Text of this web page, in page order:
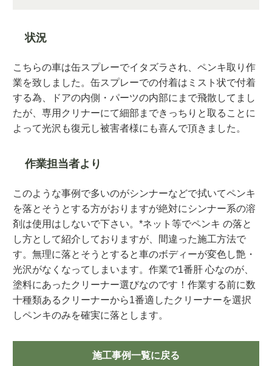
状況
こちらの車は缶スプレーでイタズラされ、ペンキ取り作
業を致しました。缶スプレーでの付着はミスト状で付着
する為、ドアの内側・パーツの内部にまで飛散してまし
たが、専用クリナーにて細部まできっちりと取ることに
よって光沢も復元し被害者様にも喜んで頂きました。
作業担当者より
このような事例で多いのがシンナーなどで拭いてペンキ
を落とそうとする方がおりますが絶対にシンナー系の溶
剤は使用はしないで下さい。*ネット等でペンキ の落と
し方として紹介しておりますが、間違った施工方法で
す。無理に落とそうとすると車のボディーが変色し艶・
光沢がなくなってしまいます。作業で1番肝 心なのが、
塗料にあったクリーナー選びなのです！作業する前に数
十種類あるクリーナーから1番適したクリーナーを選択
しペンキのみを確実に落とします。
施工事例一覧に戻る